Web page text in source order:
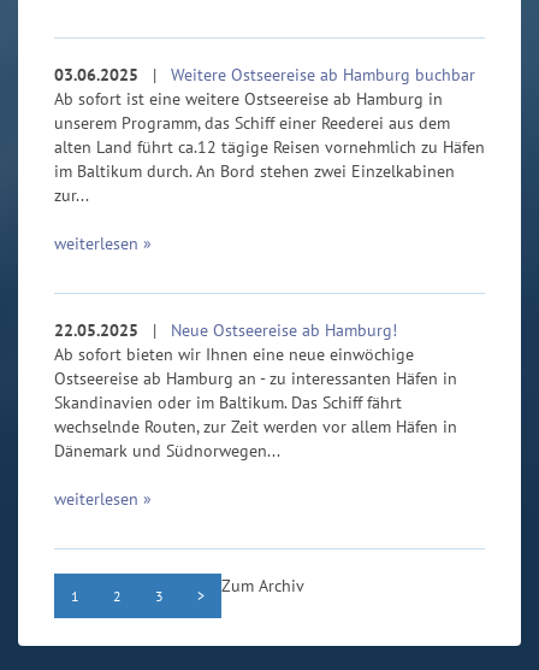
03.06.2025 | Weitere Ostseereise ab Hamburg buchbar
Ab sofort ist eine weitere Ostseereise ab Hamburg in
unserem Programm, das Schiff einer Reederei aus dem
alten Land führt ca.12 tägige Reisen vornehmlich zu Häfen
im Baltikum durch. An Bord stehen zwei Einzelkabinen
zur...
weiterlesen »
22.05.2025 | Neue Ostseereise ab Hamburg!
Ab sofort bieten wir Ihnen eine neue einwöchige
Ostseereise ab Hamburg an - zu interessanten Häfen in
Skandinavien oder im Baltikum. Das Schiff fährt
wechselnde Routen, zur Zeit werden vor allem Häfen in
Dänemark und Südnorwegen...
weiterlesen »
1 2 3 > Zum Archiv